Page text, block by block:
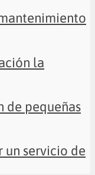
la
de pequeñas
un servicio de